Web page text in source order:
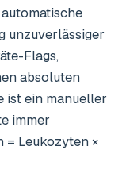
unzuverlässiger
Flags,
absoluten
ist ein manueller
immer
= Leukozyten ×